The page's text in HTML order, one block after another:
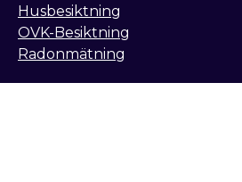
Husbesiktning
OVK-Besiktning
Radonmätning